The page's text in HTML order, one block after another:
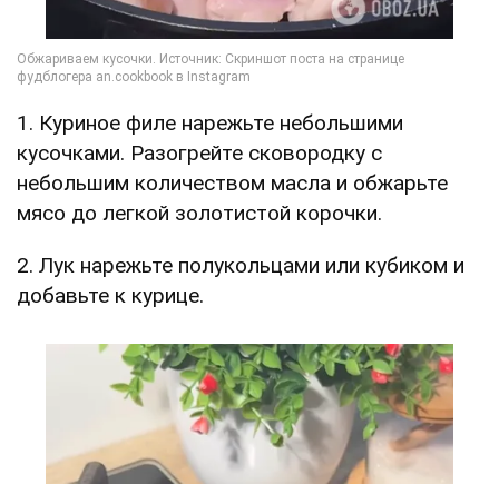
1. Куриное филе нарежьте небольшими
кусочками. Разогрейте сковородку с
небольшим количеством масла и обжарьте
мясо до легкой золотистой корочки.
2. Лук нарежьте полукольцами или кубиком и
добавьте к курице.